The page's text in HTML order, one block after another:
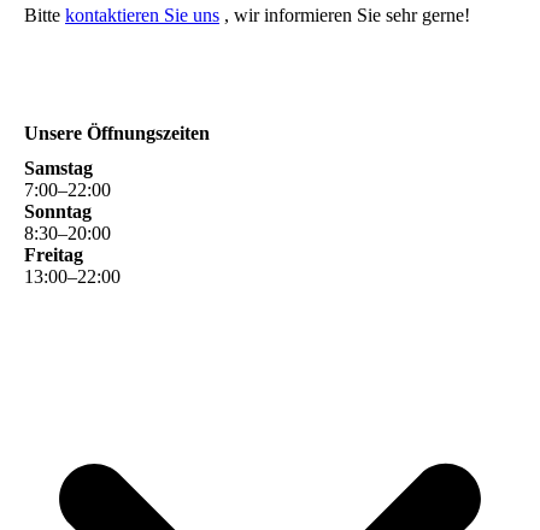
Bitte kontaktieren Sie uns , wir informieren Sie sehr gerne!
Unsere Öffnungszeiten
Samstag
7:00–22:00
Sonntag
8:30–20:00
Freitag
13:00–22:00